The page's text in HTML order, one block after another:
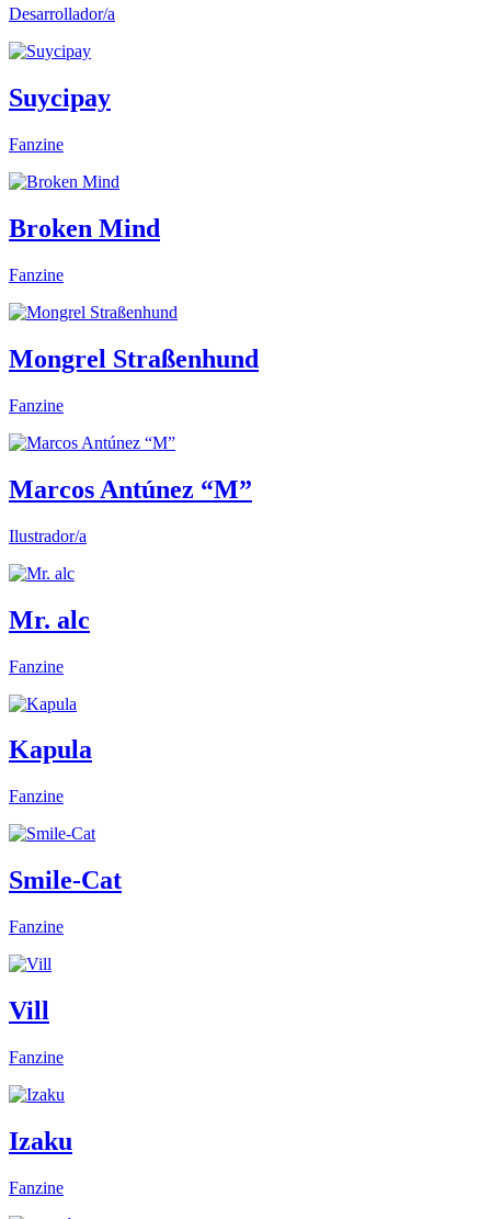
Desarrollador/a
Suycipay
Fanzine
Broken Mind
Fanzine
Mongrel Straßenhund
Fanzine
Marcos Antúnez “M”
Ilustrador/a
Mr. alc
Fanzine
Kapula
Fanzine
Smile-Cat
Fanzine
Vill
Fanzine
Izaku
Fanzine